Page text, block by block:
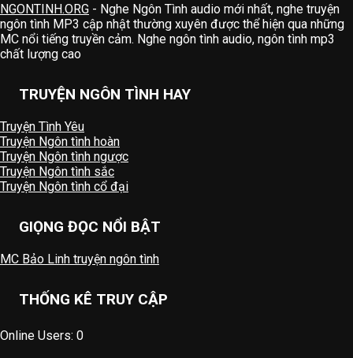
NGONTINH.ORG - Nghe Ngôn Tình audio mới nhất, nghe truyện
ngôn tình MP3 cập nhật thường xuyên được thể hiện qua những
MC nổi tiếng truyền cảm. Nghe ngôn tình audio, ngôn tình mp3
chất lượng cao
TRUYỆN NGÔN TÌNH HAY
Truyện Tình Yêu
Truyện Ngôn tình hoàn
Truyện Ngôn tình ngược
Truyện Ngôn tình sắc
Truyện Ngôn tình cổ đại
GIỌNG ĐỌC NỔI BẬT
MC Bảo Linh truyện ngôn tình
THỐNG KÊ TRUY CẬP
Online Users: 0